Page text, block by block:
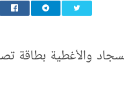
والأغطية بطاقة